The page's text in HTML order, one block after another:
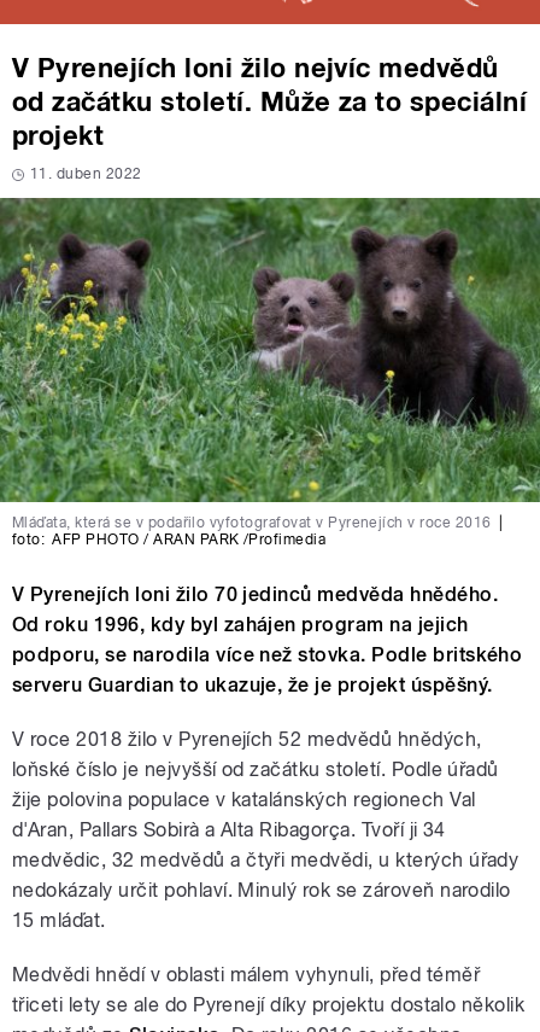
V Pyrenejích loni žilo nejvíc medvědů
od začátku století. Může za to speciální
projekt
11. duben 2022
Mláďata, která se v podařilo vyfotografovat v Pyrenejích v roce 2016
foto: AFP PHOTO / ARAN PARK /Profimedia
V Pyrenejích loni žilo 70 jedinců medvěda hnědého.
Od roku 1996, kdy byl zahájen program na jejich
podporu, se narodila více než stovka. Podle britského
serveru Guardian to ukazuje, že je projekt úspěšný.
V roce 2018 žilo v Pyrenejích 52 medvědů hnědých,
loňské číslo je nejvyšší od začátku století. Podle úřadů
žije polovina populace v katalánských regionech Val
d'Aran, Pallars Sobirà a Alta Ribagorça. Tvoří ji 34
medvědic, 32 medvědů a čtyři medvědi, u kterých úřady
nedokázaly určit pohlaví. Minulý rok se zároveň narodilo
15 mláďat.
Medvědi hnědí v oblasti málem vyhynuli, před téměř
třiceti lety se ale do Pyrenejí díky projektu dostalo několik